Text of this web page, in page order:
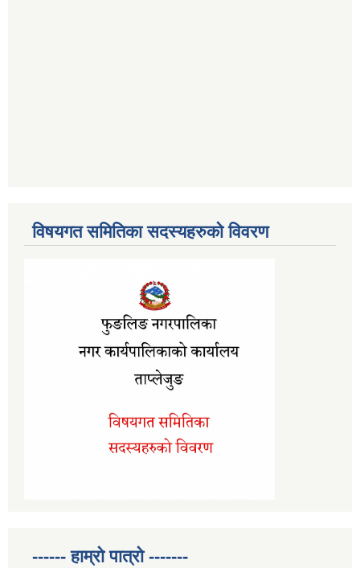
विषयगत समितिका सदस्यहरुको विवरण
------ हाम्रो पात्रो -------